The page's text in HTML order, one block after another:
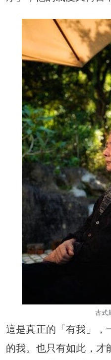
古式
這是真正的「有我」，
的我。也只有如此，才